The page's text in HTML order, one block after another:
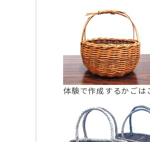
体験で作成するかごは